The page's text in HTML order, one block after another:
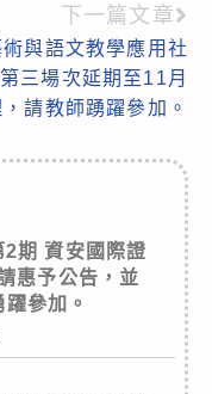
下一篇文章
與語文教學應用社
三場次延期至11月
請教師踴躍參加。
2期 資安國際證
惠予公告，並
參加。